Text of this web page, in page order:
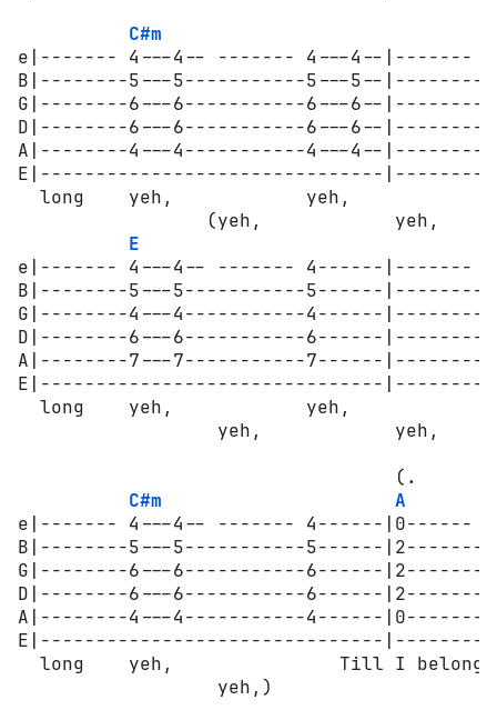
C#m
e|------- 4---4-- ------- 4---4--|-------
B|--------5---5-----------5---5--|--------
G|--------6---6-----------6---6--|--------
D|--------6---6-----------6---6--|--------
A|--------4---4-----------4---4--|--------
E|-------------------------------
long    yeh,            yeh,
(yeh,            yeh,
E
e|------- 4---4-- ------- 4------|-------
B|--------5---5-----------5------|--------
G|--------4---4-----------4------|--------
D|--------6---6-----------6------|--------
A|--------7---7-----------7------|--------
E|-------------------------------
long    yeh,            yeh,
yeh,            yeh,
                                  (.
C#m
A
e|------- 4---4-- ------- 4------
B|--------5---5-----------5------
G|--------6---6-----------6------
D|--------6---6-----------6------
A|--------4---4-----------4------
E|-------------------------------
long    yeh,               Till I
                  yeh,)